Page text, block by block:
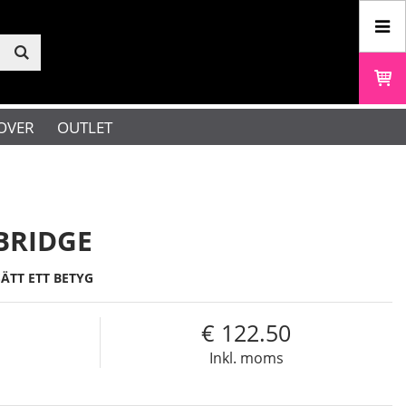
OUTLET
ETT BETYG
Inkl. moms
122.50